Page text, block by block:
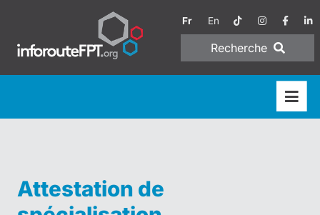
Fr En
Recherche
Attestation de